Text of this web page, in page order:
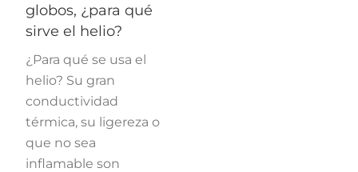
globos, ¿para qué
sirve el helio?
¿Para qué se usa el
helio? Su gran
conductividad
térmica, su ligereza o
que no sea
inflamable son